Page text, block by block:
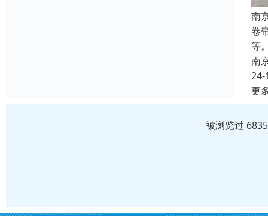
南
卷
等
南
24-
更
被浏览过